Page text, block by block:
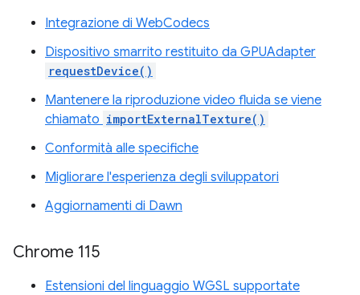
Integrazione di WebCodecs
Dispositivo smarrito restituito da GPUAdapter
requestDevice()
Mantenere la riproduzione video fluida se viene
chiamato importExternalTexture()
Conformità alle specifiche
Migliorare l'esperienza degli sviluppatori
Aggiornamenti di Dawn
Chrome 115
Estensioni del linguaggio WGSL supportate